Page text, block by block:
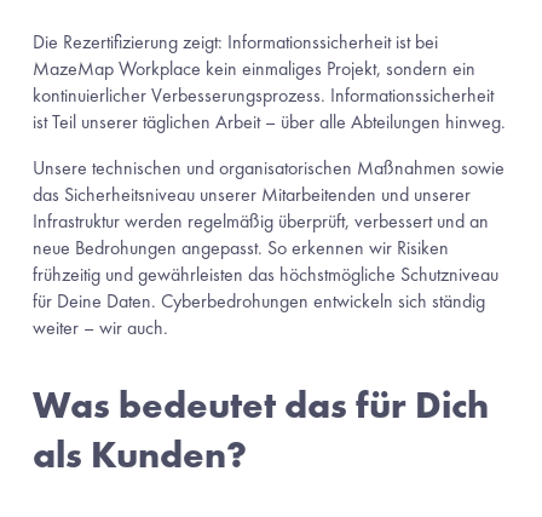
Die Rezertifizierung zeigt: Informationssicherheit ist bei
MazeMap Workplace kein einmaliges Projekt, sondern ein
kontinuierlicher Verbesserungsprozess. Informationssicherheit
ist Teil unserer täglichen Arbeit – über alle Abteilungen hinweg.
Unsere technischen und organisatorischen Maßnahmen sowie
das Sicherheitsniveau unserer Mitarbeitenden und unserer
Infrastruktur werden regelmäßig überprüft, verbessert und an
neue Bedrohungen angepasst. So erkennen wir Risiken
frühzeitig und gewährleisten das höchstmögliche Schutzniveau
für Deine Daten. Cyberbedrohungen entwickeln sich ständig
weiter – wir auch.
Was bedeutet das für Dich
als Kunden?